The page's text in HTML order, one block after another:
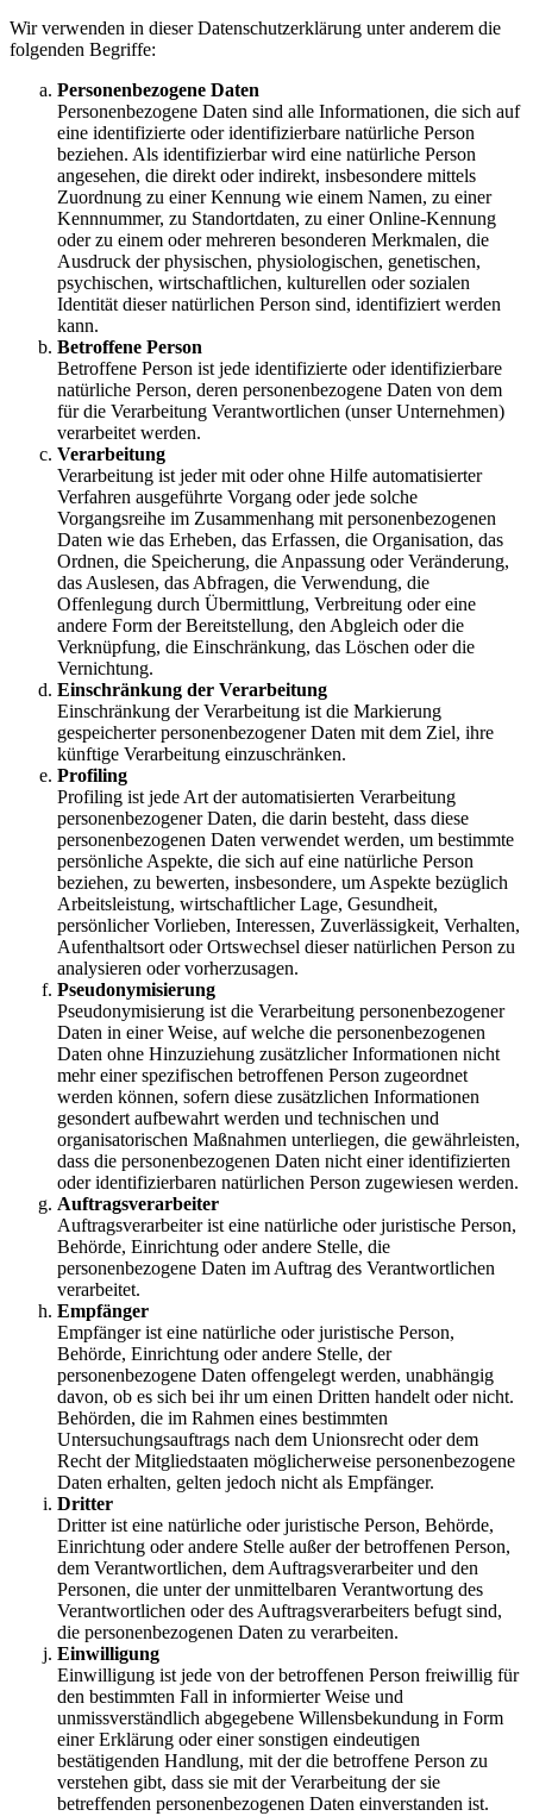
Wir verwenden in dieser Datenschutzerklärung unter anderem die
folgenden Begriffe:
Personenbezogene Daten
Personenbezogene Daten sind alle Informationen, die sich auf
eine identifizierte oder identifizierbare natürliche Person
beziehen. Als identifizierbar wird eine natürliche Person
angesehen, die direkt oder indirekt, insbesondere mittels
Zuordnung zu einer Kennung wie einem Namen, zu einer
Kennnummer, zu Standortdaten, zu einer Online-Kennung
oder zu einem oder mehreren besonderen Merkmalen, die
Ausdruck der physischen, physiologischen, genetischen,
psychischen, wirtschaftlichen, kulturellen oder sozialen
Identität dieser natürlichen Person sind, identifiziert werden
kann.
Betroffene Person
Betroffene Person ist jede identifizierte oder identifizierbare
natürliche Person, deren personenbezogene Daten von dem
für die Verarbeitung Verantwortlichen (unser Unternehmen)
verarbeitet werden.
Verarbeitung
Verarbeitung ist jeder mit oder ohne Hilfe automatisierter
Verfahren ausgeführte Vorgang oder jede solche
Vorgangsreihe im Zusammenhang mit personenbezogenen
Daten wie das Erheben, das Erfassen, die Organisation, das
Ordnen, die Speicherung, die Anpassung oder Veränderung,
das Auslesen, das Abfragen, die Verwendung, die
Offenlegung durch Übermittlung, Verbreitung oder eine
andere Form der Bereitstellung, den Abgleich oder die
Verknüpfung, die Einschränkung, das Löschen oder die
Vernichtung.
Einschränkung der Verarbeitung
Einschränkung der Verarbeitung ist die Markierung
gespeicherter personenbezogener Daten mit dem Ziel, ihre
künftige Verarbeitung einzuschränken.
Profiling
Profiling ist jede Art der automatisierten Verarbeitung
personenbezogener Daten, die darin besteht, dass diese
personenbezogenen Daten verwendet werden, um bestimmte
persönliche Aspekte, die sich auf eine natürliche Person
beziehen, zu bewerten, insbesondere, um Aspekte bezüglich
Arbeitsleistung, wirtschaftlicher Lage, Gesundheit,
persönlicher Vorlieben, Interessen, Zuverlässigkeit, Verhalten,
Aufenthaltsort oder Ortswechsel dieser natürlichen Person zu
analysieren oder vorherzusagen.
Pseudonymisierung
Pseudonymisierung ist die Verarbeitung personenbezogener
Daten in einer Weise, auf welche die personenbezogenen
Daten ohne Hinzuziehung zusätzlicher Informationen nicht
mehr einer spezifischen betroffenen Person zugeordnet
werden können, sofern diese zusätzlichen Informationen
gesondert aufbewahrt werden und technischen und
organisatorischen Maßnahmen unterliegen, die gewährleisten,
dass die personenbezogenen Daten nicht einer identifizierten
oder identifizierbaren natürlichen Person zugewiesen werden.
Auftragsverarbeiter
Auftragsverarbeiter ist eine natürliche oder juristische Person,
Behörde, Einrichtung oder andere Stelle, die
personenbezogene Daten im Auftrag des Verantwortlichen
verarbeitet.
Empfänger
Empfänger ist eine natürliche oder juristische Person,
Behörde, Einrichtung oder andere Stelle, der
personenbezogene Daten offengelegt werden, unabhängig
davon, ob es sich bei ihr um einen Dritten handelt oder nicht.
Behörden, die im Rahmen eines bestimmten
Untersuchungsauftrags nach dem Unionsrecht oder dem
Recht der Mitgliedstaaten möglicherweise personenbezogene
Daten erhalten, gelten jedoch nicht als Empfänger.
Dritter
Dritter ist eine natürliche oder juristische Person, Behörde,
Einrichtung oder andere Stelle außer der betroffenen Person,
dem Verantwortlichen, dem Auftragsverarbeiter und den
Personen, die unter der unmittelbaren Verantwortung des
Verantwortlichen oder des Auftragsverarbeiters befugt sind,
die personenbezogenen Daten zu verarbeiten.
Einwilligung
Einwilligung ist jede von der betroffenen Person freiwillig für
den bestimmten Fall in informierter Weise und
unmissverständlich abgegebene Willensbekundung in Form
einer Erklärung oder einer sonstigen eindeutigen
bestätigenden Handlung, mit der die betroffene Person zu
verstehen gibt, dass sie mit der Verarbeitung der sie
betreffenden personenbezogenen Daten einverstanden ist.